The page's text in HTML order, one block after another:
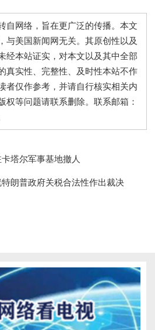
网络，旨在更广泛的传播。本文
与美国新闻网无关。其原创性以及
经本站证实，对本文以及其中全部
真实性、完整性、及时性本站不作
者仅作参考，并请自行核实相关内
权等问题请联系删除。联系邮箱：
塔尔军事基地撤人
朗普政府关税合法性作出裁决